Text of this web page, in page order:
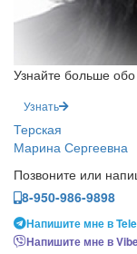
Узнайте больше
Узнать
Терская
Марина Сергеевна
Позвоните или
8-950-986-9898
Напишите мне в
Напишите мне в